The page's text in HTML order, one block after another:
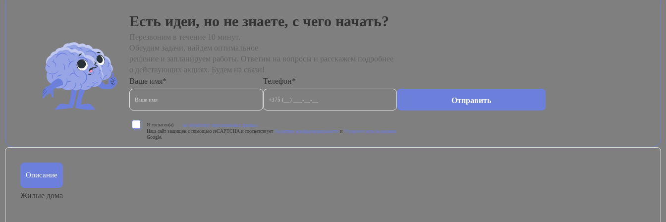
Есть идеи, но не знаете, с чего начать?
Перезвоним в течение 10 минут.
Обсудим задачи, найдем оптимальное
решение и запланируем работы. Ответим на вопросы и расскажем подробнее
о действующих акциях. Будем на связи!
Ваше имя*
Телефон*
Я согласен(а)
на обработку персональных данных.
Наш сайт защищен с помощью reCAPTCHA и соответствует Политике конфиденциальности и Условиям использования
Google.
Описание
Жилые дома